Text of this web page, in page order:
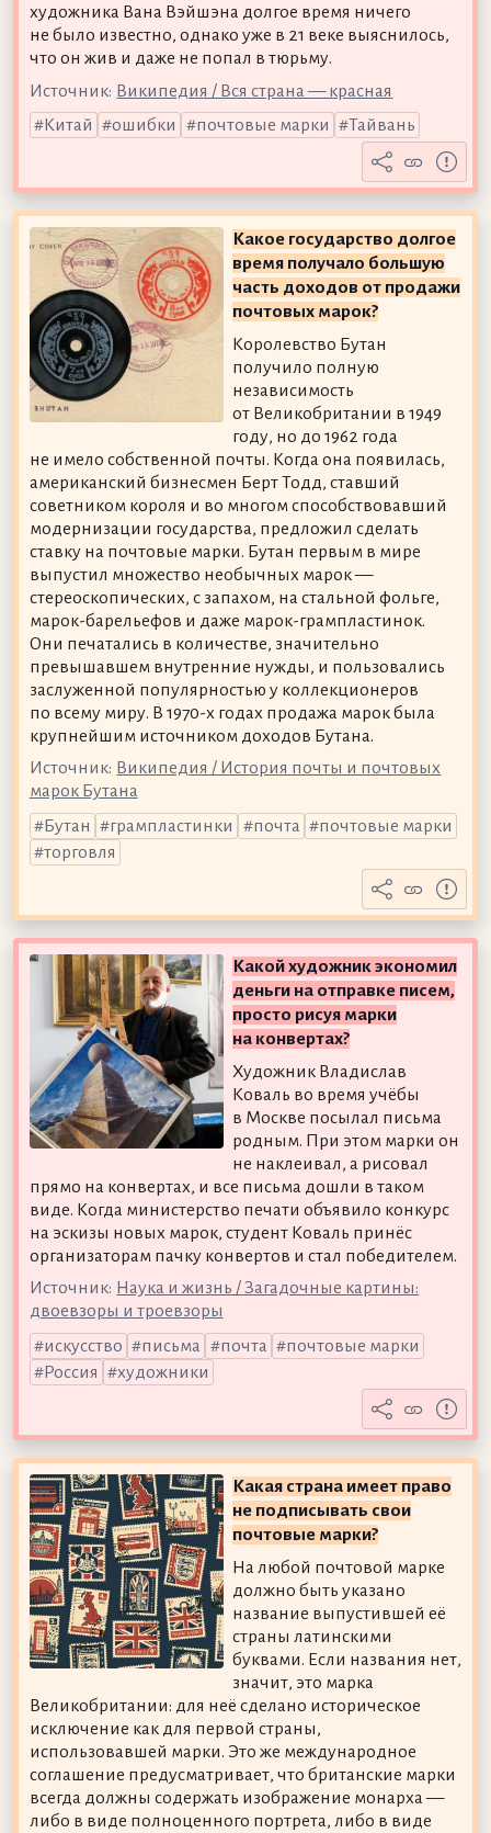
художника Вана Вэйшэна долгое время ничего
не было известно, однако уже в 21 веке выяснилось,
что он жив и даже не попал в тюрьму.
Источник: Википедия / Вся страна — красная
Китай
ошибки почтовые марки Тайвань
Какое государство долгое
время получало большую
часть доходов от продажи
почтовых марок?
Королевство Бутан
получило полную
независимость
от Великобритании в 1949
году, но до 1962 года
не имело собственной почты. Когда она появилась,
американский бизнесмен Берт Тодд, ставший
советником короля и во многом способствовавший
модернизации государства, предложил сделать
ставку на почтовые марки. Бутан первым в мире
выпустил множество необычных марок —
стереоскопических, с запахом, на стальной фольге,
марок-барельефов и даже марок-грампластинок.
Они печатались в количестве, значительно
превышавшем внутренние нужды, и пользовались
заслуженной популярностью у коллекционеров
по всему миру. В 1970-х годах продажа марок была
крупнейшим источником доходов Бутана.
Источник: Википедия / История почты и почтовых
марок Бутана
Бутан
грампластинки почта
почтовые марки
торговля
Какой художник экономил
деньги на отправке писем,
просто рисуя марки
на конвертах?
Художник Владислав
Коваль во время учёбы
в Москве посылал письма
родным. При этом марки он
не наклеивал, а рисовал
прямо на конвертах, и все письма дошли в таком
виде. Когда министерство печати объявило конкурс
на эскизы новых марок, студент Коваль принёс
организаторам пачку конвертов и стал победителем.
Источник: Наука и жизнь / Загадочные картины:
двоевзоры и троевзоры
искусство
письма почта
почтовые марки
Россия
художники
Какая страна имеет право
не подписывать свои
почтовые марки?
На любой почтовой марке
должно быть указано
название выпустившей её
страны латинскими
буквами. Если названия нет,
значит, это марка
Великобритании: для неё сделано историческое
исключение как для первой страны,
использовавшей марки. Это же международное
соглашение предусматривает, что британские марки
всегда должны содержать изображение монарха —
либо в виде полноценного портрета, либо в виде